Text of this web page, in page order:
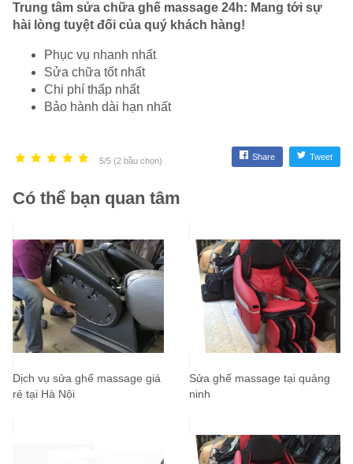
Trung tâm sửa chữa ghế massage 24h: Mang tới sự
hài lòng tuyệt đối của quý khách hàng!
Phục vụ nhanh nhất
Sửa chữa tốt nhất
Chi phí thấp nhất
Bảo hành dài hạn nhất
5/5 (2 bầu chọn) Share Tweet
Có thể bạn quan tâm
Dịch vụ sửa ghế massage giá
rẻ tại Hà Nội
Sửa ghế massage tại quảng
ninh